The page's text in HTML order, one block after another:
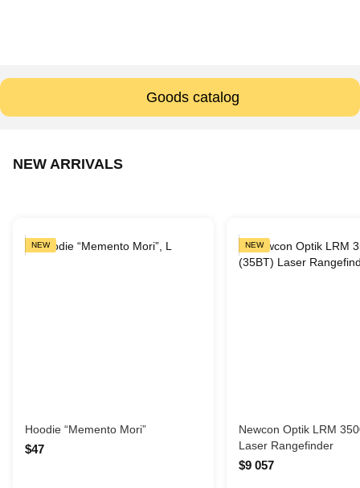
Goods catalog
NEW ARRIVALS
NEW
Hoodie “Memento Mori”
$47
NEW
Newcon Optik LRM
Laser Rangefinder
$9 057